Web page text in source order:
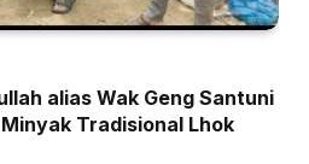
alias Wak Geng Santuni
Tradisional Lhok